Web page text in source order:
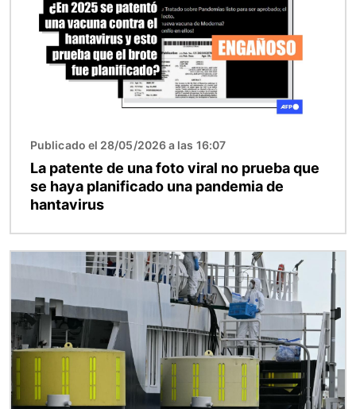
Publicado el 28/05/2026 a las 16:07
La patente de una foto viral no prueba que
se haya planificado una pandemia de
hantavirus
Imagen